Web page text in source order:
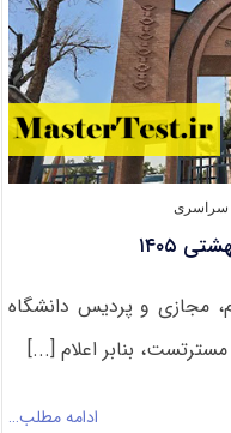
سراسری
۱۴۰۵
مجازی و پردیس دانشگاه
ادامه مطلب…